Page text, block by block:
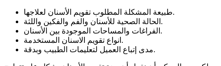
طبيعة المشكلة المطلوب تقويم الأسنان لعلاجها.
الحالة الصحية للأسنان والفم والفكين واللثة.
الفراغات والمساحات الموجودة بين الأسنان.
انواع تقويم الاسنان المستخدمة.
مدى إتباع العميل لتعليمات الطبيب وبدقة.